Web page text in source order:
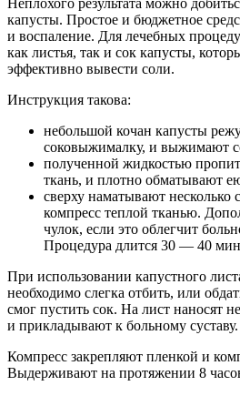
капусты. Простое и бюджетное
и воспаление. Для лечебных
как листья, так и сок капусты,
эффективно вывести соли.
Инструкция такова:
небольшой кочан капусты
соковыжималку, и выжимают
полученной жидкостью
ткань, и плотно обматывают
сверху наматывают
компресс теплой тканью.
чулок, если это облегчит
Процедура длится 30 — 40
При использовании капустного
необходимо слегка отбить, или
смог пустить сок. На лист наносят
и прикладывают к больному суставу.
Компресс закрепляют пленкой и
Выдерживают на протяжении 8